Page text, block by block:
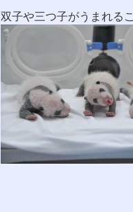
双子や三つ子がうまれる